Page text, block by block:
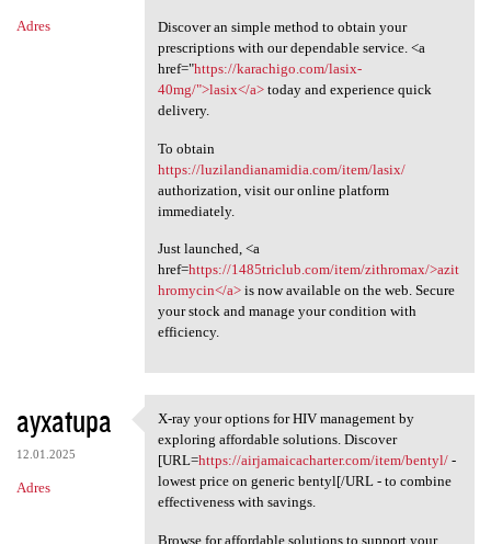
Adres
Discover an simple method to obtain your
prescriptions with our dependable service. <a
href="https://karachigo.com/lasix-
40mg/">lasix</a>today and experience quick
delivery.
To obtain
https://luzilandianamidia.com/item/lasix/
authorization, visit our online platform
immediately.
Just launched, <a
href=https://1485triclub.com/item/zithromax/>azit
hromycin</a>is now available on the web. Secure
your stock and manage your condition with
efficiency.
ayxatupa
12.01.2025
Adres
X-ray your options for HIV
X-ray your options for HIV management by
exploring affordable solutions. Discover
[URL=https://airjamaicacharter.com/item/bentyl/-
lowest price on generic bentyl[/URL - to combine
effectiveness with savings.
Browse for affordable solutions to support your